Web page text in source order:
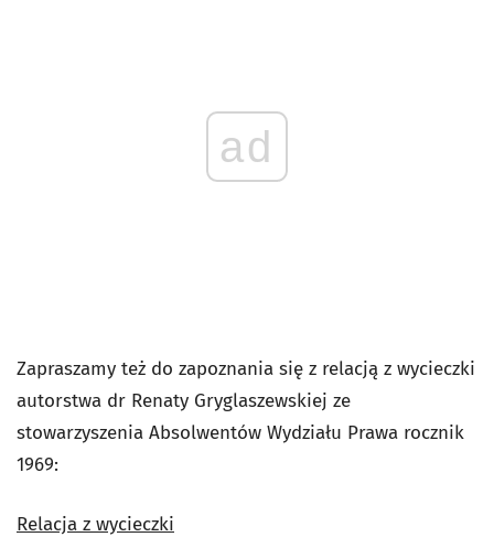
ad
Zapraszamy też do zapoznania się z relacją z wycieczki
autorstwa dr Renaty Gryglaszewskiej ze
stowarzyszenia Absolwentów Wydziału Prawa rocznik
1969:
Relacja z wycieczki